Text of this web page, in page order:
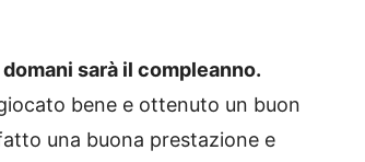
sarà il compleanno.
bene e ottenuto un buon
una buona prestazione e